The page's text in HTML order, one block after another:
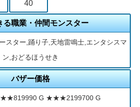
40
る職業・仲間モンスター
スター,踊り子,天地雷鳴士,エンタシスマ
ン,おどるほうせき
バザー価格
★★819990 G ★★★2199700 G